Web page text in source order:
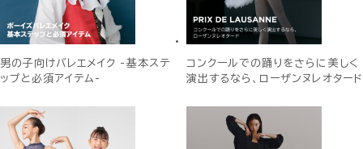
男の子向けバレエメイク -基本ステ
ップと必須アイテム-
コンクールでの踊りをさらに美しく
演出するなら、ローザンヌレオタード